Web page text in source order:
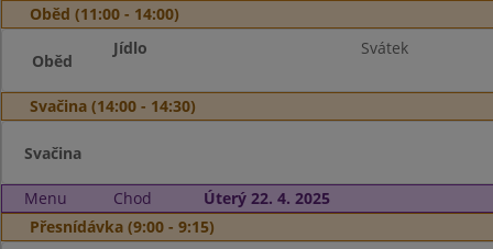
Oběd (11:00 - 14:00)
Oběd
Jídlo Svátek
Svačina (14:00 - 14:30)
Svačina
Menu Chod
Úterý 22. 4. 2025
Přesnídávka (9:00 - 9:15)